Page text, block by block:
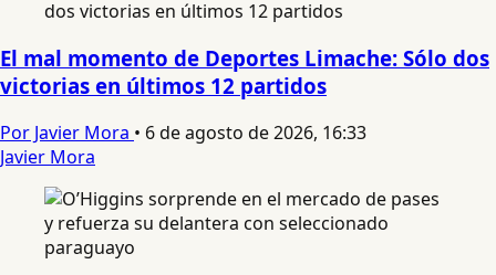
El mal momento de Deportes Limache: Sólo dos
victorias en últimos 12 partidos
Por Javier Mora • 6 de agosto de 2026, 16:33
Javier Mora